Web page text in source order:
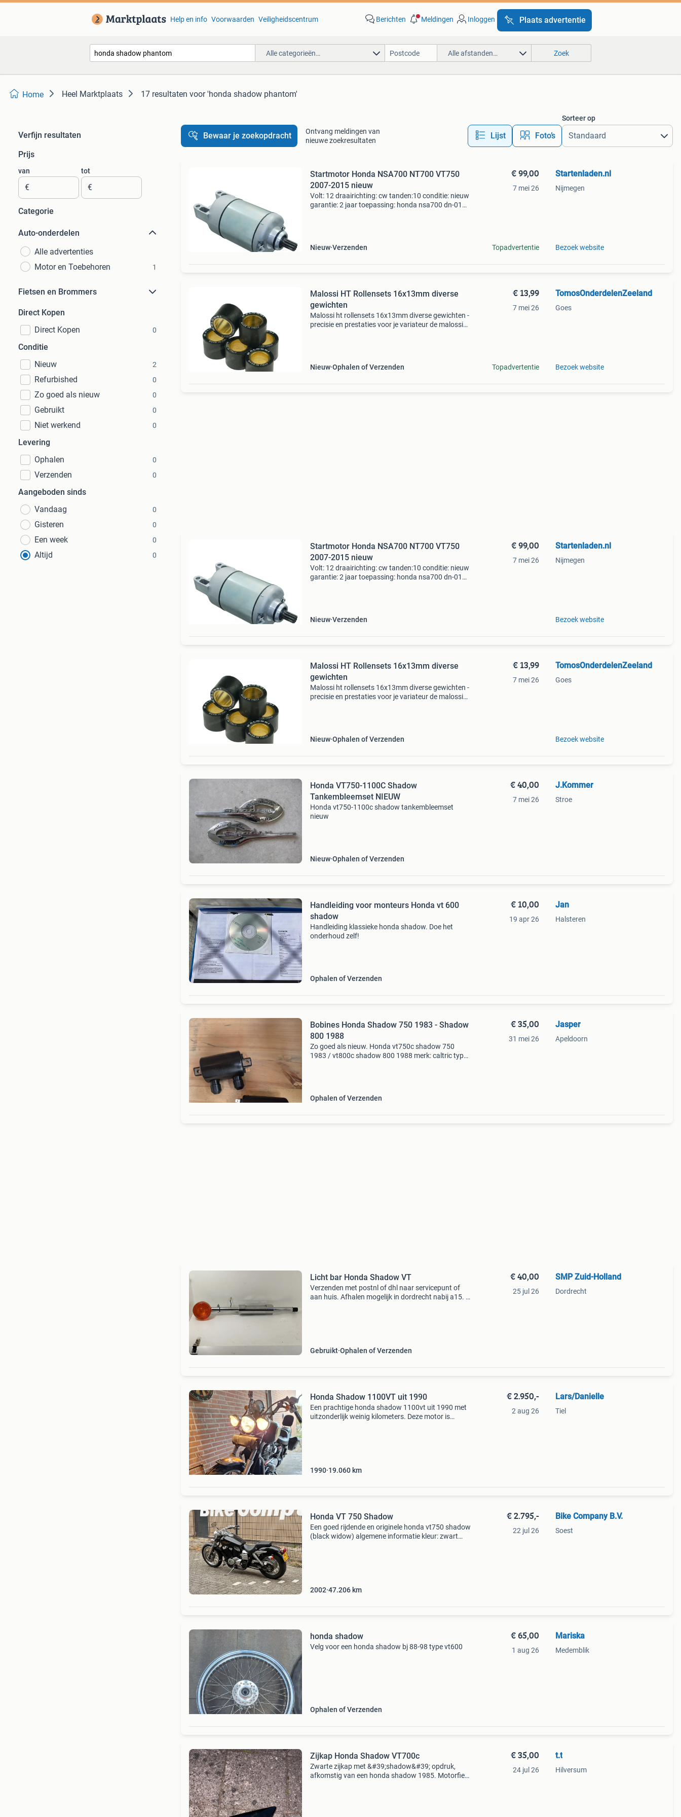
Help en info Voorwaarden Veiligheidscentrum Berichten Meldingen Inloggen Plaats advertentie
Alle categorieën… Alle afstanden… Zoek
Home Heel Marktplaats 17 resultaten voor 'honda shadow phantom'
Verfijn resultaten
Prijs
van
€
tot
€
Categorie
Auto-onderdelen
Alle advertenties
Motor en Toebehoren
1
Fietsen en Brommers
Direct Kopen
Direct Kopen
0
Conditie
Nieuw
2
Refurbished 0
Zo goed als nieuw 0
Gebruikt 0
Niet werkend 0
Levering
Ophalen
0
Verzenden 0
Aangeboden sinds
Vandaag
0
Gisteren 0
Een week 0
Altijd 0
Bewaar je zoekopdracht
Ontvang meldingen van
nieuwe zoekresultaten
Lijst Foto’s
Sorteer op
Startmotor Honda NSA700 NT700 VT750
2007-2015 nieuw
Volt: 12 draairichting: cw tanden:10 conditie: nieuw
garantie: 2 jaar toepassing: honda nsa700 dn-01
Nieuw Verzenden
€ 99,00
7 mei 26
Topadvertentie
Startenladen.nl
Nijmegen
Bezoek website
Malossi HT Rollensets 16x13mm diverse
gewichten
Malossi ht rollensets 16x13mm diverse gewichten -
precisie en prestaties voor je variateur de malossi
Nieuw Ophalen of Verzenden
€ 13,99
7 mei 26
Topadvertentie
TomosOnderdelenZeeland
Goes
Bezoek website
Startmotor Honda NSA700 NT700 VT750
2007-2015 nieuw
Volt: 12 draairichting: cw tanden:10 conditie: nieuw
garantie: 2 jaar toepassing: honda nsa700 dn-01
Nieuw Verzenden
€ 99,00
7 mei 26
Startenladen.nl
Nijmegen
Bezoek website
Malossi HT Rollensets 16x13mm diverse
gewichten
Malossi ht rollensets 16x13mm diverse gewichten -
precisie en prestaties voor je variateur de malossi
Nieuw Ophalen of Verzenden
€ 13,99
7 mei 26
TomosOnderdelenZeeland
Goes
Bezoek website
Honda VT750-1100C Shadow
Tankembleemset NIEUW
Honda vt750-1100c shadow tankembleemset
nieuw
Nieuw Ophalen of Verzenden
€ 40,00
7 mei 26
J.Kommer
Stroe
Handleiding voor monteurs Honda vt 600
shadow
Handleiding klassieke honda shadow. Doe het
onderhoud zelf!
Ophalen of Verzenden
€ 10,00
19 apr 26
Jan
Halsteren
Bobines Honda Shadow 750 1983 - Shadow
800 1988
Zo goed als nieuw. Honda vt750c shadow 750
1983 / vt800c shadow 800 1988 merk: caltric type:
Ophalen of Verzenden
€ 35,00
31 mei 26
Jasper
Apeldoorn
Licht bar Honda Shadow VT
Verzenden met postnl of dhl naar servicepunt of
aan huis. Afhalen mogelijk in dordrecht nabij a15.
Gebruikt Ophalen of Verzenden
€ 40,00
25 jul 26
SMP Zuid-Holland
Dordrecht
Honda Shadow 1100VT uit 1990
Een prachtige honda shadow 1100vt uit 1990 met
uitzonderlijk weinig kilometers. Deze motor is
1990 19.060 km
€ 2.950,-
2 aug 26
Lars/Danielle
Tiel
Honda VT 750 Shadow
Een goed rijdende en originele honda vt750 shadow
(black widow) algemene informatie kleur: zwart
2002 47.206 km
€ 2.795,-
22 jul 26
Bike Company B.V.
Soest
honda shadow
Velg voor een honda shadow bj 88-98 type vt600
Ophalen of Verzenden
€ 65,00
1 aug 26
Mariska
Medemblik
Zijkap Honda Shadow VT700c
Zwarte zijkap met &#39;shadow&#39; opdruk,
afkomstig van een honda shadow 1985. Motorfiets
€ 35,00
24 jul 26
t.t
Hilversum